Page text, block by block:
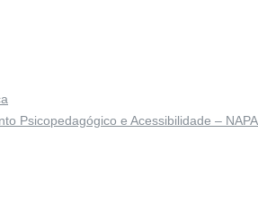
Psicopedagógico e Acessibilidade – NAPA